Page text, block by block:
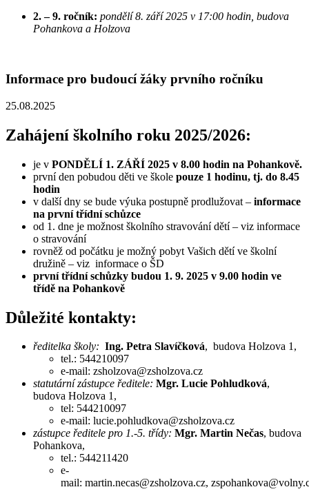
2. – 9. ročník: pondělí 8. září 2025 v 17:00 hodin, budova
Pohankova a Holzova
Informace pro budoucí žáky prvního ročníku
25.08.2025
Zahájení školního roku 2025/2026:
je v PONDĚLÍ 1. ZÁŘÍ 2025 v 8.00 hodin na Pohankově.
první den pobudou děti ve škole pouze 1 hodinu, tj. do 8.45
hodin
v další dny se bude výuka postupně prodlužovat – informace
na první třídní schůzce
od 1. dne je možnost školního stravování dětí – viz informace
o stravování
rovněž od počátku je možný pobyt Vašich dětí ve školní
družině – viz informace o ŠD
první třídní schůzky budou 1. 9. 2025 v 9.00 hodin ve
třídě na Pohankově
Důležité kontakty:
ředitelka školy: Ing. Petra Slavíčková, budova Holzova 1,
tel.: 544210097
e-mail: zsholzova@zsholzova.cz
statutární zástupce ředitele: Mgr. Lucie Pohludková,
budova Holzova 1,
tel: 544210097
e-mail: lucie.pohludkova@zsholzova.cz
zástupce ředitele pro 1.-5. třídy: Mgr. Martin Nečas, budova
Pohankova,
tel.: 544211420
e-
mail: martin.necas@zsholzova.cz,